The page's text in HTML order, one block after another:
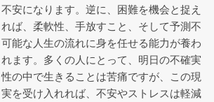
不安になります。逆に、困難を機会と捉え
れば、柔軟性、手放すこと、そして予測不
可能な人生の流れに身を任せる能力が養わ
れます。多くの人にとって、明日の不確実
性の中で生きることは苦痛ですが、この現
実を受け入れれば、不安やストレスは軽減